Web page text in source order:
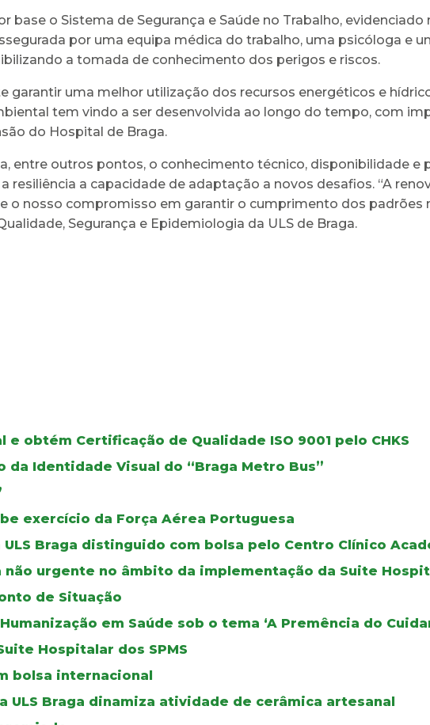
base o Sistema de Segurança e Saúde no Trabalho,
por uma equipa médica do trabalho, uma psicóloga e
a tomada de conhecimento dos perigos e riscos.
uma melhor utilização dos recursos energéticos e
tem vindo a ser desenvolvida ao longo do tempo, com
do Hospital de Braga.
entre outros pontos, o conhecimento técnico, disponibilidade e
resiliência a capacidade de adaptação a novos desafios. “A
o nosso compromisso em garantir o cumprimento dos padrões
Segurança e Epidemiologia da ULS de Braga.
e obtém Certificação de Qualidade ISO 9001 pelo CHKS
da Identidade Visual do “Braga Metro Bus”
exercício da Força Aérea Portuguesa
Braga distinguido com bolsa pelo Centro Clínico
urgente no âmbito da implementação da Suite
de Situação
em Saúde sob o tema ‘A Premência do
Hospitalar dos SPMS
bolsa internacional
ULS Braga dinamiza atividade de cerâmica artesanal